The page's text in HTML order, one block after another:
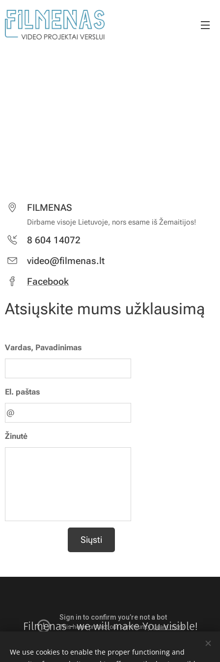
FILMENAS
Dirbame visoje Lietuvoje, nors esame iš Žemaitijos!
8 604 14072
video@filmenas.lt
Facebook
Atsiųskite mums užklausimą
Vardas, Pavadinimas
El. paštas
Žinutė
Siųsti
Filmenas - we will make You visible!
We use cookies to enable the proper functioning and